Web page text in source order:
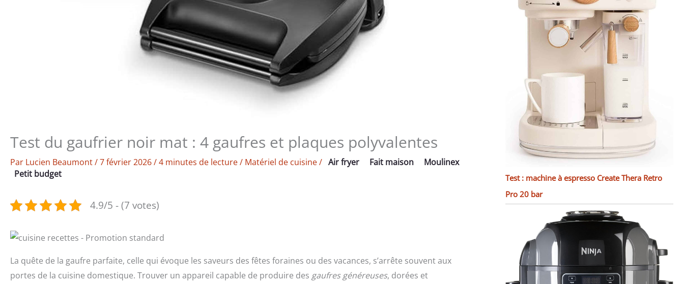
Test du gaufrier noir mat : 4 gaufres et plaques polyvalentes
Par Lucien Beaumont/7 février 2026/4 minutes de lecture/ Matériel de cuisine/ Air fryer Fait maison
Moulinex
Petit budget
4.9/5 - (7 votes)
La quête de la gaufre parfaite, celle qui évoque les saveurs des fêtes foraines ou des vacances, s’arrête souvent aux
portes de la cuisine domestique. Trouver un appareil capable de produire des gaufres généreuses, dorées et
Test : machine à espresso Create Thera Retro
Pro 20 bar